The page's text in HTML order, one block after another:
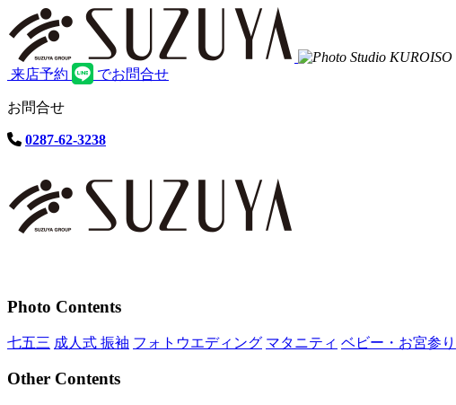
来店予約 でお問合せ
お問合せ
0287-62-3238
Photo Contents
七五三 成人式 振袖 フォトウエディング マタニティ ベビー・お宮参り
Other Contents